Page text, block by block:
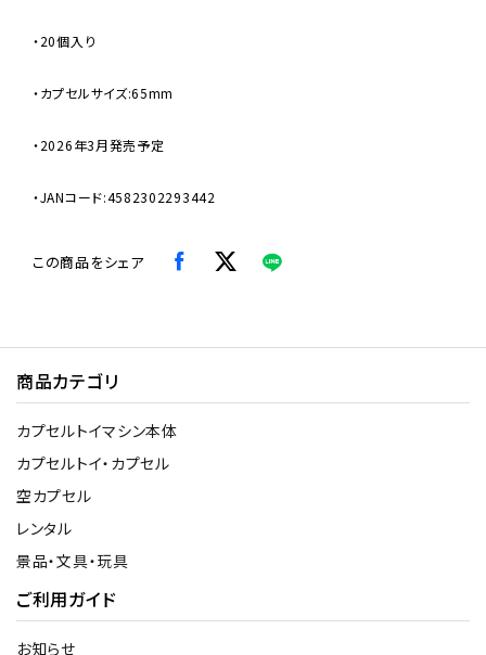
・20個入り
・カプセルサイズ:65mm
・2026年3月発売予定
・JANコード:4582302293442
この商品をシェア
商品カテゴリ
カプセルトイマシン本体
カプセルトイ・カプセル
空カプセル
レンタル
景品・文具・玩具
ご利用ガイド
お知らせ